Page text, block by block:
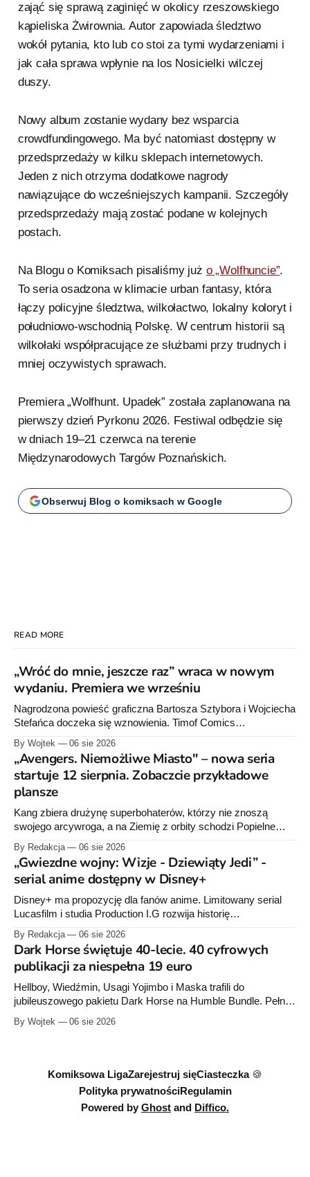
zająć się sprawą zaginięć w okolicy rzeszowskiego
kąpieliska Żwirownia. Autor zapowiada śledztwo
wokół pytania, kto lub co stoi za tymi wydarzeniami i
jak cała sprawa wpłynie na los Nosicielki wilczej
duszy.
Nowy album zostanie wydany bez wsparcia
crowdfundingowego. Ma być natomiast dostępny w
przedsprzedaży w kilku sklepach internetowych.
Jeden z nich otrzyma dodatkowe nagrody
nawiązujące do wcześniejszych kampanii. Szczegóły
przedsprzedaży mają zostać podane w kolejnych
postach.
Na Blogu o Komiksach pisaliśmy już o „Wolfhuncie”.
To seria osadzona w klimacie urban fantasy, która
łączy policyjne śledztwa, wilkołactwo, lokalny koloryt i
południowo-wschodnią Polskę. W centrum historii są
wilkołaki współpracujące ze służbami przy trudnych i
mniej oczywistych sprawach.
Premiera „Wolfhunt. Upadek” została zaplanowana na
pierwszy dzień Pyrkonu 2026. Festiwal odbędzie się
w dniach 19–21 czerwca na terenie
Międzynarodowych Targów Poznańskich.
Obserwuj Blog o komiksach w Google
READ MORE
„Wróć do mnie, jeszcze raz” wraca w nowym
wydaniu. Premiera we wrześniu
Nagrodzona powieść graficzna Bartosza Sztybora i Wojciecha
Stefańca doczeka się wznowienia. Timof Comics
przygotowuje nową edycję albumu „Wróć do mnie, jeszcze
raz”, którego pierwsze wydanie ukazało się w 2015 roku.
By Wojtek 06 sie 2026
„Avengers. Niemożliwe Miasto" – nowa seria
startuje 12 sierpnia. Zobaczcie przykładowe
plansze
Kang zbiera drużynę superbohaterów, którzy nie znoszą
swojego arcywroga, a na Ziemię z orbity schodzi Popielne
Przymierze z królem Arturem na czele. Pierwszy tom nowej
serii Avengers autorstwa Jeda MacKaya trafia do sklepów 12
sierpnia. Rzućcie okiem na przykładowe plansze.
By Redakcja 06 sie 2026
„Gwiezdne wojny: Wizje - Dziewiąty Jedi” -
serial anime dostępny w Disney+
Disney+ ma propozycję dla fanów anime. Limitowany serial
Lucasfilm i studia Production I.G rozwija historię
zapoczątkowaną w krótkometrażówkach „Dziewiąty Jedi”
oraz „Dziewiąty Jedi: Dziecko nadziei" z serii „Gwiezdne
wojny: Wizje”. Wszystkie osiem odcinków jest już dostępnych
w Disney+.
By Redakcja 06 sie 2026
Dark Horse świętuje 40-lecie. 40 cyfrowych
publikacji za niespełna 19 euro
Hellboy, Wiedźmin, Usagi Yojimbo i Maska trafili do
jubileuszowego pakietu Dark Horse na Humble Bundle. Pełny
zestaw obejmuje 40 cyfrowych publikacji i kosztuje 18,71
euro. Oferta kończy się 13 sierpnia.
By Wojtek 06 sie 2026
Komiksowa LigaZarejestruj sięCiasteczka 🍪
Polityka prywatnościRegulamin
Powered by Ghost and Diffico.